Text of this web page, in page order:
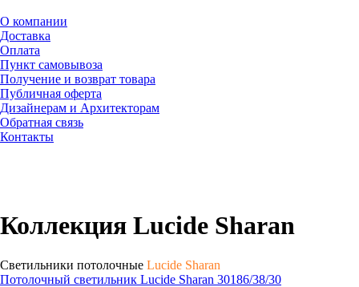
О компании
Доставка
Оплата
Пункт самовывоза
Получение и возврат товара
Публичная оферта
Дизайнерам и Архитекторам
Обратная связь
Контакты
Коллекция Lucide Sharan
Светильники потолочные Lucide Sharan
Потолочный светильник Lucide Sharan 30186/38/30